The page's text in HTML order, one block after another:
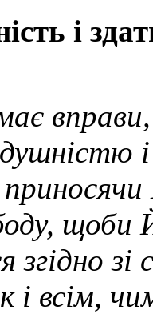
і
згідно
всім,